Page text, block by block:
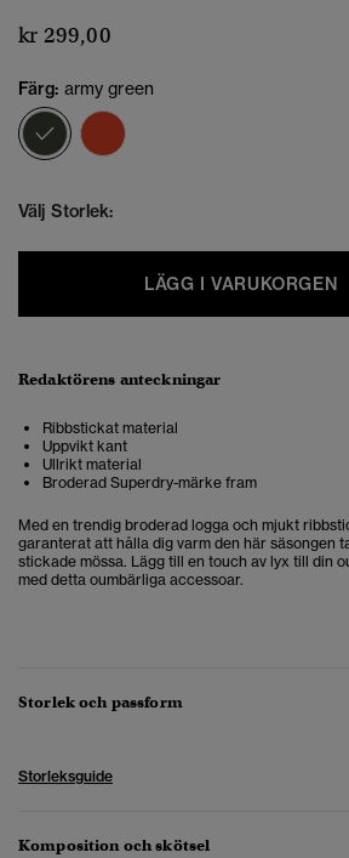
kr 299,00
Färg: army green
vald
Välj Storlek:
LÄGG I VARUKORGEN
Redaktörens anteckningar
Ribbstickat material
Uppvikt kant
Ullrikt material
Broderad Superdry-märke fram
Med en trendig broderad logga och mjukt
garanterat att hålla dig varm den här säsongen
stickade mössa. Lägg till en touch av lyx till din
med detta oumbärliga accessoar.
Storlek och passform
Storleksguide
Komposition och skötsel